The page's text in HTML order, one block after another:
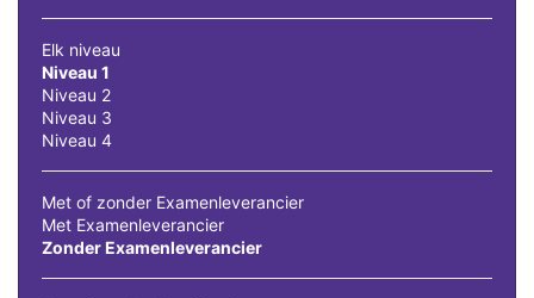
Elk niveau
Niveau 1
Niveau 2
Niveau 3
Niveau 4
Met of zonder Examenleverancier
Met Examenleverancier
Zonder Examenleverancier